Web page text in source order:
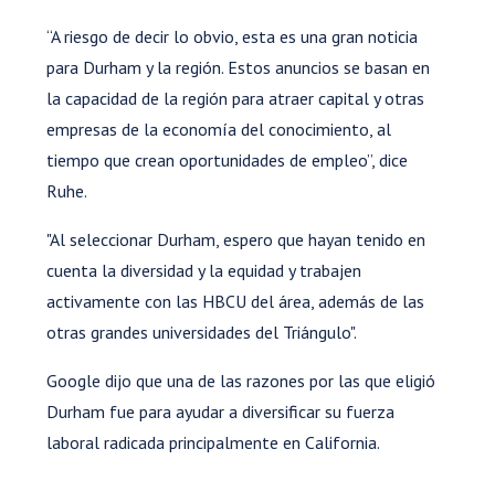
“A riesgo de decir lo obvio, esta es una gran noticia
para Durham y la región. Estos anuncios se basan en
la capacidad de la región para atraer capital y otras
empresas de la economía del conocimiento, al
tiempo que crean oportunidades de empleo”, dice
Ruhe.
"Al seleccionar Durham, espero que hayan tenido en
cuenta la diversidad y la equidad y trabajen
activamente con las HBCU del área, además de las
otras grandes universidades del Triángulo".
Google dijo que una de las razones por las que eligió
Durham fue para ayudar a diversificar su fuerza
laboral radicada principalmente en California.